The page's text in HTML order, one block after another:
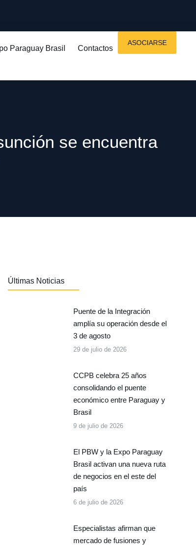
Paraguay Brasil Contactos
ASOCIARSE
se encuentra
Últimas Noticias
Puente de la Integración
amplía su operación desde el
3 de agosto
29 de julio de 2026
CCPB celebra 25 años
consolidando el puente
económico entre Paraguay y
Brasil
9 de julio de 2026
El PBW y la Expo Paraguay
Brasil activan una nueva ruta
de negocios en el este del
país
6 de julio de 2026
Especialistas afirman que
mercado de fusiones y